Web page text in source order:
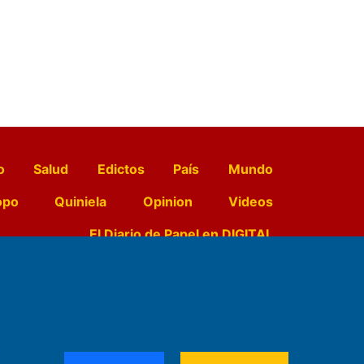
Salud Edictos País
Mundo
Quiniela Opinion
Videos
El Diario de Papel en DIGITAL